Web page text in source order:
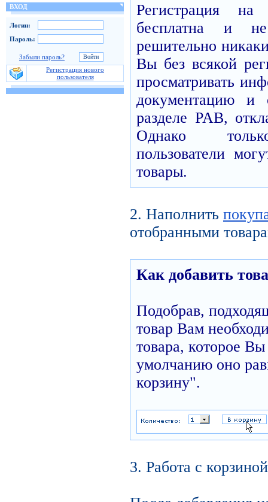
ВХОД
Логин:
Пароль:
Забыли пароль?
Регистрация нового
пользователя
Регистрация
бесплатна и
решительно
Вы без всякой
просматривать
документацию и
разделе PAB,
Однако
пользователи
товары.
2. Наполнить
отобранными
Как добавить
Подобрав,
товар Вам
товара, которое Вы
умолчанию оно
корзину".
3. Работа с корзиной